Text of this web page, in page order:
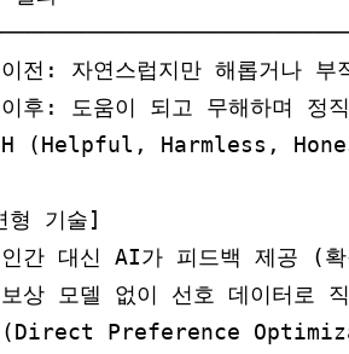
전: 자연스럽지만 해롭거나 부
후: 도움이 되고 무해하며 정
(Helpful, Harmless,
형 기술]
간 대신 AI가 피드백 제공 (
상 모델 없이 선호 데이터로
Preference